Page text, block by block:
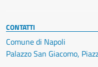
CONTATTI
Comune di Napoli
Palazzo San Giacomo,